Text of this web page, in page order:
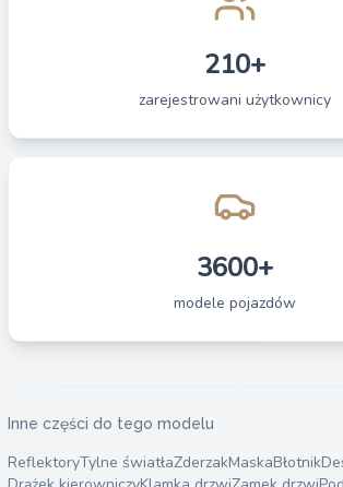
210+
zarejestrowani użytkownicy
3600+
modele pojazdów
Inne części do tego modelu
ReflektoryTylne światłaZderzakMaskaBłotnik